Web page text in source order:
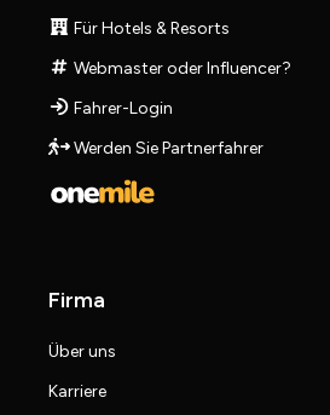
Für Hotels & Resorts
Webmaster oder Influencer?
Fahrer-Login
Werden Sie Partnerfahrer
Firma
Über uns
Karriere